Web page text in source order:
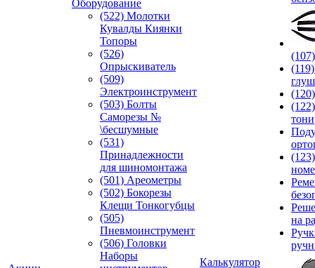
Оборудование
(522) Молотки
Кувалды Киянки
Топоры
(526)
Опрыскиватель
(509)
Электроинструмент
(503) Болты
Саморезы №
\бесшумные
(531)
Принадлежности
для шиномонтажа
(501) Ареометры
(502) Бокорезы
Клещи Тонкогубцы
(505)
Пневмоинструмент
(506) Головки
Наборы
Калькулятор
на